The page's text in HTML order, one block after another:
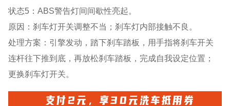
状态5：ABS警告灯间间歇性亮起。
原因：刹车灯开关调整不当；刹车灯内部接触不良。
处理方案：引擎发动，踏下刹车踏板，用手指将刹车开关
连杆往下推到底，再放松刹车踏板，完成自我设定位置；
更换刹车灯开关。